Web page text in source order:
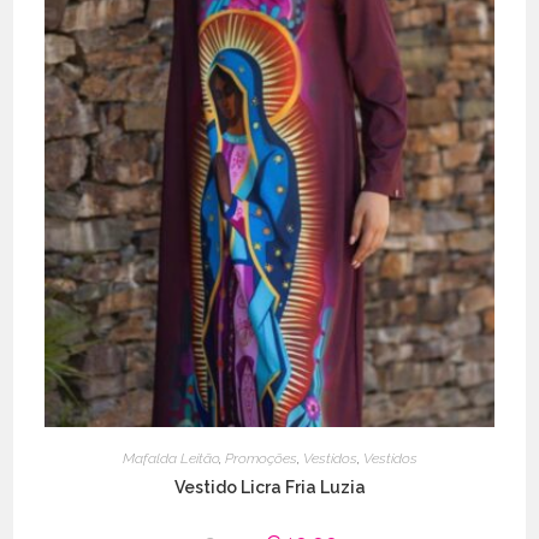
Mafalda Leitão, Promoções, Vestidos, Vestidos
Vestido Licra Fria Luzia